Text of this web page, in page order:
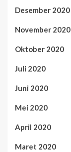
Desember 2020
November 2020
Oktober 2020
Juli 2020
Juni 2020
Mei 2020
April 2020
Maret 2020